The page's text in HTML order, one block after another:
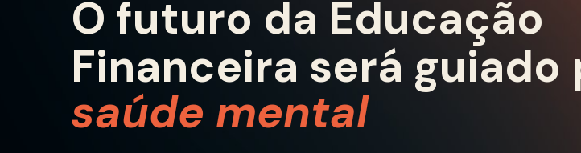
O futuro da Educação
Financeira será guiado
saúde mental